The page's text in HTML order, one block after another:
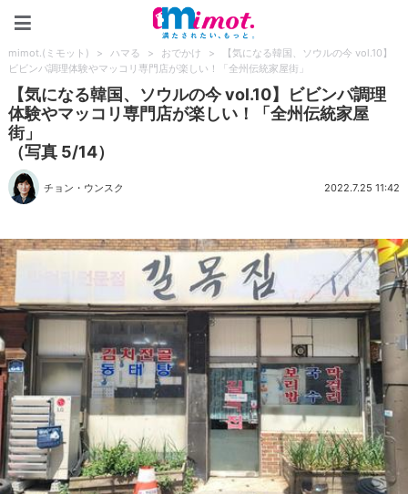
mimot.(ミモット) > ハマる > おでかけ >
【気になる韓国、ソウルの今 vol.10】
ビビンパ調理体験やマッコリ専門店が楽しい！「全州伝統家屋街」
【気になる韓国、ソウルの今 vol.10】ビビンパ調理
体験やマッコリ専門店が楽しい！「全州伝統家屋
街」
（写真 5/14）
チョン・ウンスク 2022.7.25 11:42